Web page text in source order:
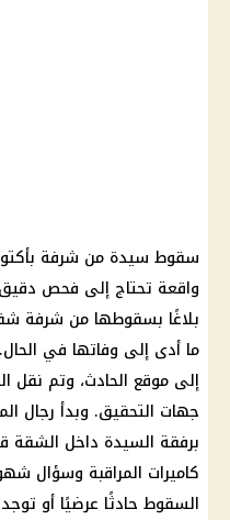
سقوط سيدة من شرفة
واقعة تحتاج إلى فحص
ما أدى إلى وفاتها في
إلى موقع الحادث، وتم نقل
جهات التحقيق. وبدأ رجال
برفقة السيدة داخل الشقة
كاميرات المراقبة وسؤال
السقوط حادثًا عرضيًا أو